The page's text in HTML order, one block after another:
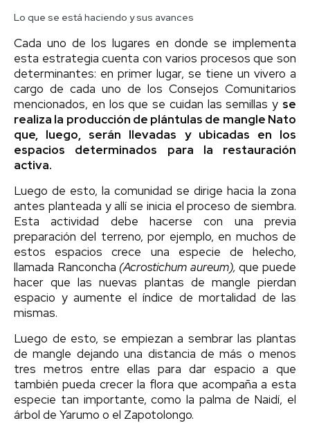
Lo que se está haciendo y sus avances
Cada uno de los lugares en donde se implementa
esta estrategia cuenta con varios procesos que son
determinantes: en primer lugar, se tiene un vivero a
cargo de cada uno de los Consejos Comunitarios
mencionados, en los que se cuidan las semillas y se
realiza la producción de plántulas de mangle Nato
que, luego, serán llevadas y ubicadas en los
espacios determinados para la restauración
activa.
Luego de esto, la comunidad se dirige hacia la zona
antes planteada y allí se inicia el proceso de siembra.
Esta actividad debe hacerse con una previa
preparación del terreno, por ejemplo, en muchos de
estos espacios crece una especie de helecho,
llamada Ranconcha(Acrostichum aureum), que puede
hacer que las nuevas plantas de mangle pierdan
espacio y aumente el índice de mortalidad de las
mismas.
Luego de esto, se empiezan a sembrar las plantas
de mangle dejando una distancia de más o menos
tres metros entre ellas para dar espacio a que
también pueda crecer la flora que acompaña a esta
especie tan importante, como la palma de Naidí, el
árbol de Yarumo o el Zapotolongo.